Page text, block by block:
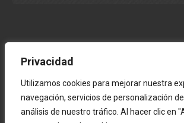
Privacidad
Utilizamos cookies para mejorar nuestra
navegación, servicios de personalización
análisis de nuestro tráfico. Al hacer clic en